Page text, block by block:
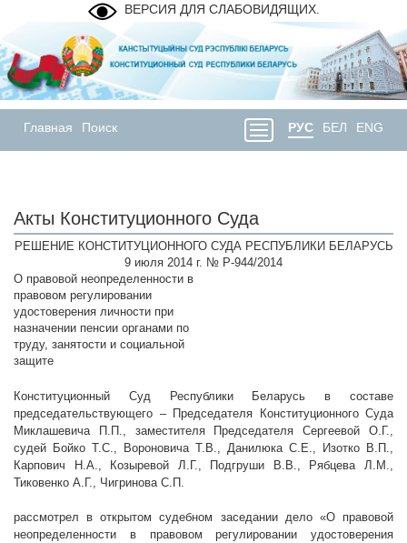
ВЕРСИЯ ДЛЯ СЛАБОВИДЯЩИХ.
Главная Поиск РУС БЕЛ ENG
Акты Конституционного Суда
РЕШЕНИЕ КОНСТИТУЦИОННОГО СУДА РЕСПУБЛИКИ БЕЛАРУСЬ
9 июля 2014 г. № Р-944/2014
О правовой неопределенности в
правовом регулировании
удостоверения личности при
назначении пенсии органами по
труду, занятости и социальной
защите
Конституционный Суд Республики Беларусь в составе
председательствующего – Председателя Конституционного Суда
Миклашевича П.П., заместителя Председателя Сергеевой О.Г.,
судей Бойко Т.С., Вороновича Т.В., Данилюка С.Е., Изотко В.П.,
Карпович Н.А., Козыревой Л.Г., Подгруши В.В., Рябцева Л.М.,
Тиковенко А.Г., Чигринова С.П.
рассмотрел в открытом судебном заседании дело «О правовой
неопределенности в правовом регулировании удостоверения